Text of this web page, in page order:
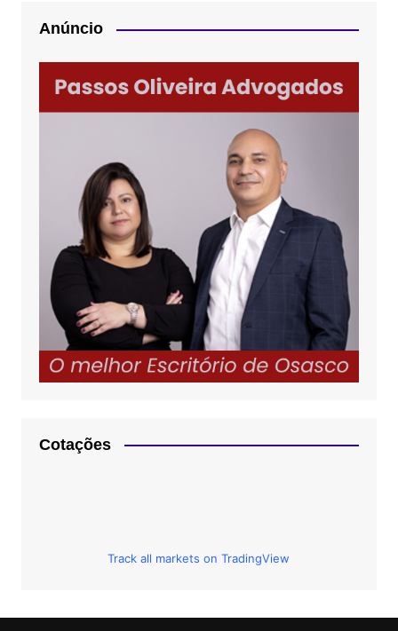
Anúncio
Cotações
Track all markets on TradingView